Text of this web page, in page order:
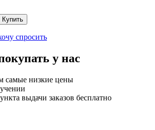
спросить
у нас
самые низкие цены
выдачи заказов бесплатно